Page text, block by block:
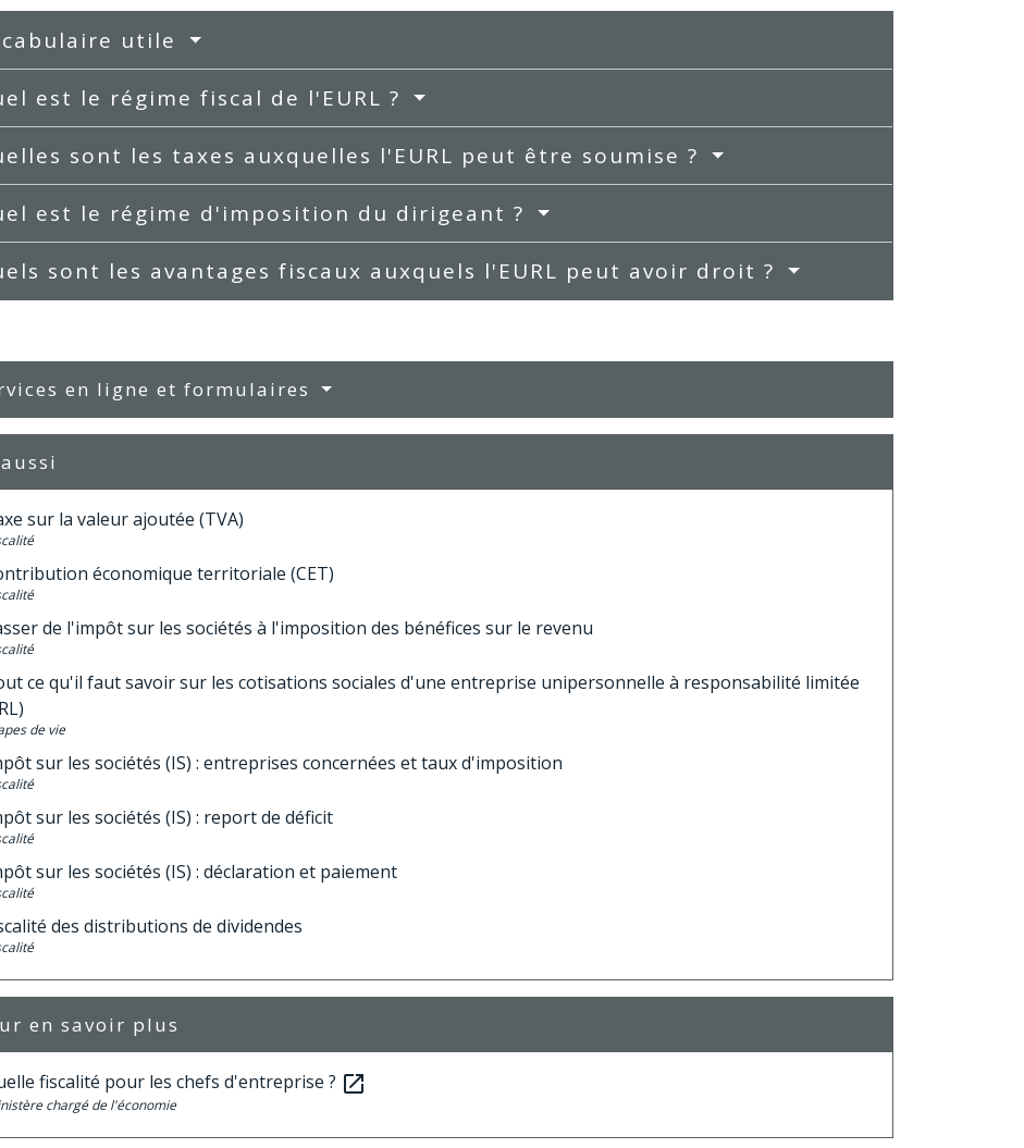
utile
est le régime fiscal de l'EURL ?
sont les taxes auxquelles l'EURL peut être soumise ?
est le régime d'imposition du dirigeant ?
sont les avantages fiscaux auxquels l'EURL peut avoir droit ?
en ligne et formulaires
sur la valeur ajoutée (TVA)
économique territoriale (CET)
de l'impôt sur les sociétés à l'imposition des bénéfices sur le revenu
ce qu'il faut savoir sur les cotisations sociales d'une entreprise unipersonnelle à responsabilité limitée
de vie
sur les sociétés (IS) : entreprises concernées et taux d'imposition
sur les sociétés (IS) : report de déficit
sur les sociétés (IS) : déclaration et paiement
des distributions de dividendes
en savoir plus
fiscalité pour les chefs d'entreprise ? open_in_new
chargé de l'économie